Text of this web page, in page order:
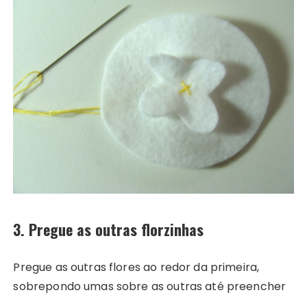
3. Pregue as outras florzinhas
Pregue as outras flores ao redor da primeira,
sobrepondo umas sobre as outras até preencher